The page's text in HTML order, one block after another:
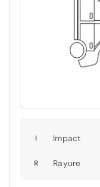
I Impact
R Rayure